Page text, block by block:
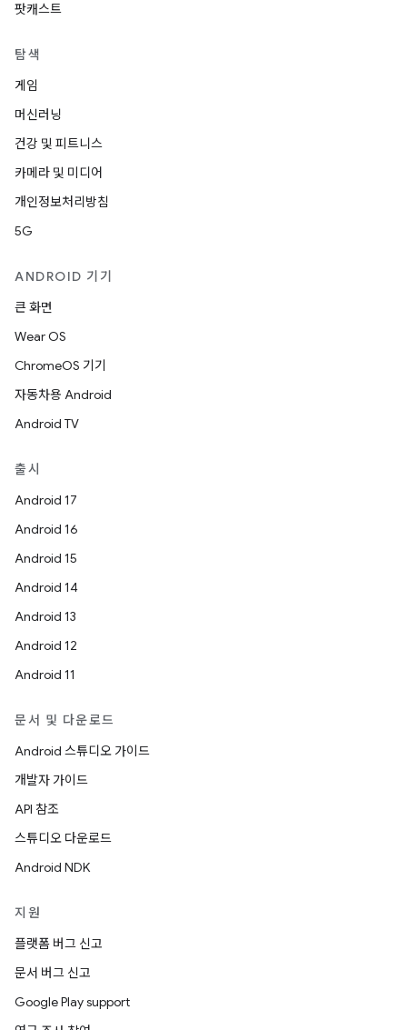
팟캐스트
탐색
게임
머신러닝
건강 및 피트니스
카메라 및 미디어
개인정보처리방침
5G
ANDROID 기기
큰 화면
Wear OS
ChromeOS 기기
자동차용 Android
Android TV
출시
Android 17
Android 16
Android 15
Android 14
Android 13
Android 12
Android 11
문서 및 다운로드
Android 스튜디오 가이드
개발자 가이드
API 참조
스튜디오 다운로드
Android NDK
지원
플랫폼 버그 신고
문서 버그 신고
Google Play support